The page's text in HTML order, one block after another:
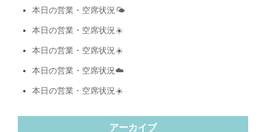
本日の営業・空席状況🌤️
本日の営業・空席状況☀️
本日の営業・空席状況☀️
本日の営業・空席状況☁️
本日の営業・空席状況☀️
アーカイブ